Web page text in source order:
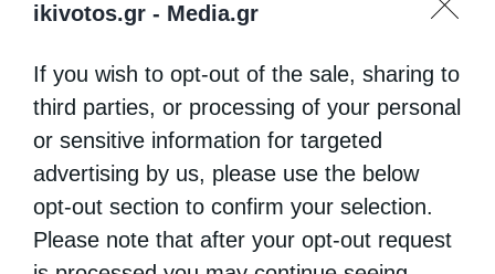
ikivotos.gr - Media.gr
If you wish to opt-out of the sale, sharing to
third parties, or processing of your personal
or sensitive information for targeted
advertising by us, please use the below
opt-out section to confirm your selection.
Please note that after your opt-out request
Στις ΗΠΑ θα μεταβεί μέσα στις επόμενες
Τυρνάβου κ. Ιγνάτιος, προκειμένου να
υποβληθεί σε μεταμόσχευση ήπατος. Οι
γιατροί που τον παρακολουθούν έκριναν
επιτακτική την ανάγκη να υποβληθεί …